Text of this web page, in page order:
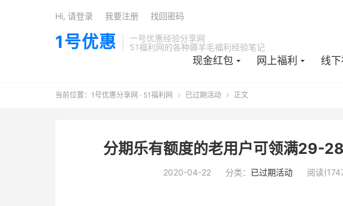
1号优惠
一号优惠经验分享网
51福利网的各种薅羊毛福利经验笔记
现金红包 网上福利 线下
Hi, 请登录 我要注册 找回密码
当前位置： 1号优惠分享网 · 51福利网  已过期活动  正文
分期乐有额度的老用户可领满29-
2020-04-22 分类： 已过期活动 阅读(